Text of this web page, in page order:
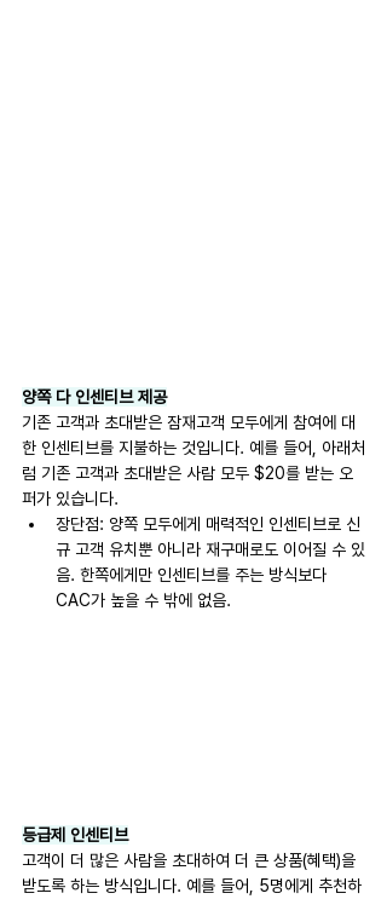
양쪽 다 인센티브 제공
기존 고객과 초대받은 잠재고객 모두에게 참여에 대
한 인센티브를 지불하는 것입니다. 예를 들어, 아래처
럼 기존 고객과 초대받은 사람 모두 $20를 받는 오
퍼가 있습니다.
장단점: 양쪽 모두에게 매력적인 인센티브로 신
규 고객 유치뿐 아니라 재구매로도 이어질 수 있
음. 한쪽에게만 인센티브를 주는 방식보다
CAC가 높을 수 밖에 없음.
등급제 인센티브
고객이 더 많은 사람을 초대하여 더 큰 상품(혜택)을
받도록 하는 방식입니다. 예를 들어, 5명에게 추천하